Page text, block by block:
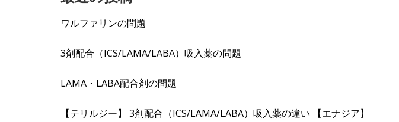
ワルファリンの問題
3剤配合（ICS/LAMA/LABA）吸入薬の問題
LAMA・LABA配合剤の問題
【テリルジー】 3剤配合（ICS/LAMA/LABA）吸入薬の違い 【エナジア】